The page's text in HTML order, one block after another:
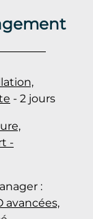
- 2 jours
-
:
avancées,